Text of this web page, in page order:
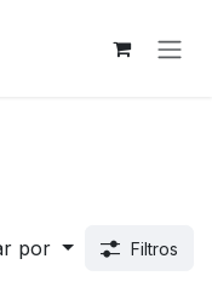
por Filtros